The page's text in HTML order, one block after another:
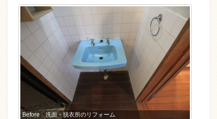
Before 洗面・脱衣所のリフォーム